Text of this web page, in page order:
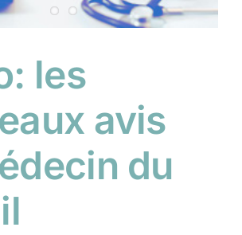
les
avis
du